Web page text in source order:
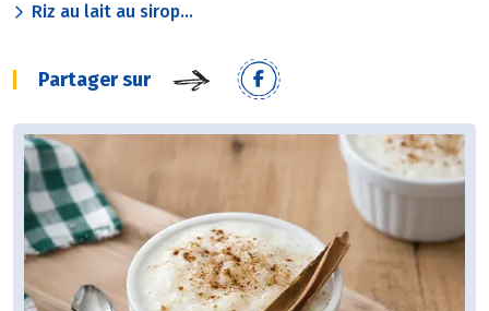
Riz au lait au sirop...
Partager sur